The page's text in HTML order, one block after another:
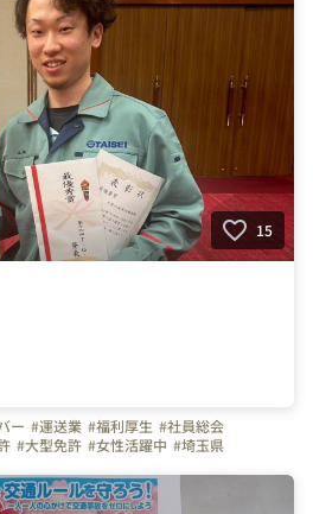
15
ー #運送業 #福利厚生 #社員総会
#大型免許 #女性活躍中 #埼玉県